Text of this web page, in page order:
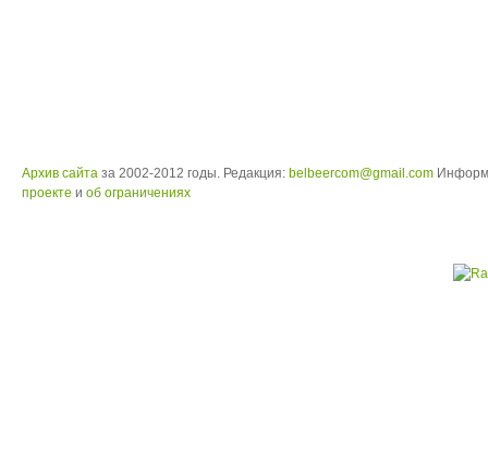
Архив сайта за 2002-2012 годы. Редакция: belbeercom@gmail.com
проекте и об ограничениях